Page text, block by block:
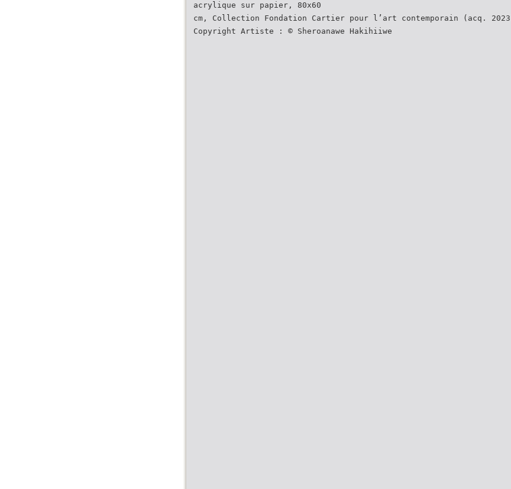
acrylique sur papier, 80x60
cm, Collection Fondation Cartier pour l’art contemporain (acq.
Copyright Artiste : © Sheroanawe Hakihiiwe